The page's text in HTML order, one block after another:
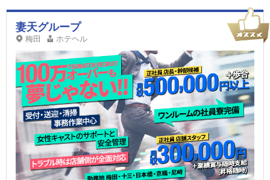
妻天グループ
梅田 ホテヘル